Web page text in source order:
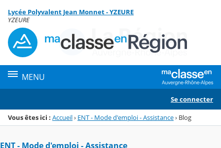
Menu de la rubrique
Contenu
Lycée Polyvalent Jean Monnet - YZEURE
YZEURE
MENU
Se connecter
Vous êtes ici : Accueil› ENT - Mode d'emploi - Assistance› Blog
ENT - Mode d'emploi - Assistance